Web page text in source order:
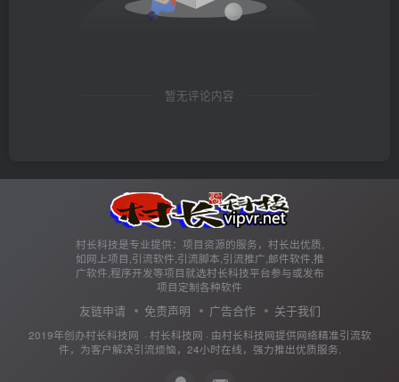
暂无评论内容
村长科技是专业提供：项目资源的服务，村长出优质,
如网上项目,引流软件,引流脚本,引流推广,邮件软件,推
广软件,程序开发等项目就选村长科技平台参与或发布
项目定制各种软件
友链申请 免责声明 广告合作 关于我们
2019年创办村长科技网 · 村长科技网 · 由村长科技网提供网络精准引流软
件，为客户解决引流烦恼，24小时在线，强力推出优质服务.